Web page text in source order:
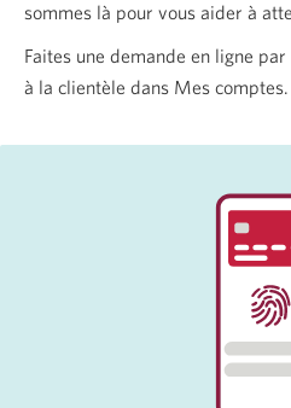
sommes là pour vous aider à
Faites une demande en ligne
à la clientèle dans Mes comptes.